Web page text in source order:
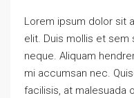
Lorem ipsum dolor sit
elit. Duis mollis et
neque. Aliquam
mi accumsan nec.
facilisis, at malesuada